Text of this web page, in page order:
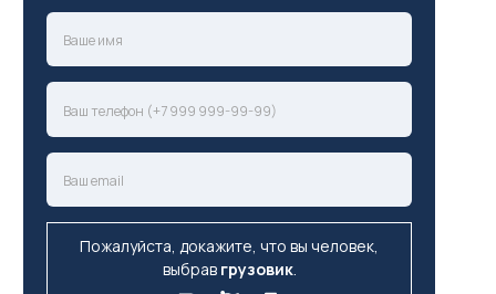
Пожалуйста, докажите, что вы человек,
выбравгрузовик.